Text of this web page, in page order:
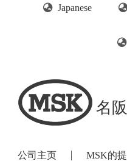
Japanese
名
公司主页 MSK的